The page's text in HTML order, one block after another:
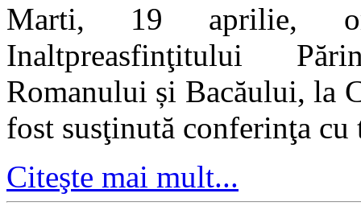
Marti, 19 aprilie,
Inaltpreasfinţitului
Romanului și Bacăului, la
fost susţinută conferinţa
Citeşte mai mult...